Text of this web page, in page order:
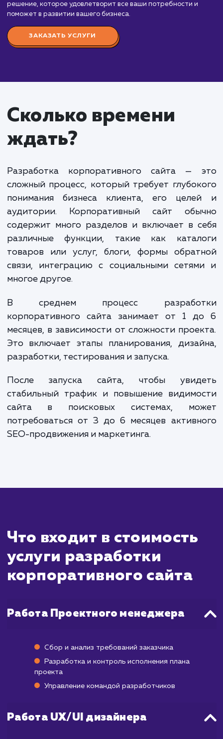
(представление компании, каталог продуктов или
услуг), стандартный дизайн, форму обратной
Средний корпоративный сайт:
Крупный корпоративный сайт:
рублей и выше. Включает индивидуальный
поддержку мобильных устройств и адаптивный
дизайн.
Уточнение стоимости создания корпоративного сайта
требует детального обсуждения ваших требований и
проекта. Мы готовы обсудить ваши потребности и
предложить индивидуальную оценку стоимости, которая
будет соответствовать вашим требованиям.
Обратите внимание, что указанные цены являются
конкретных требований проекта и опыта разработчиков
корпоративных сайтов. Мы стремимся предложить вам
решение, которое удовлетворит все ваши потребности и
поможет в развитии вашего бизнеса.
ЗАКАЗАТЬ УСЛУГИ
Сколько времени
понимания бизнеса клиента, его
аудитории. Корпоративный сайт
содержит много разделов и включает в
различные функции, такие как
связи, интеграцию с социальными
В среднем процесс
корпоративного сайта занимает от 1
месяцев, в зависимости от сложности
разработки, тестирования и запуска.